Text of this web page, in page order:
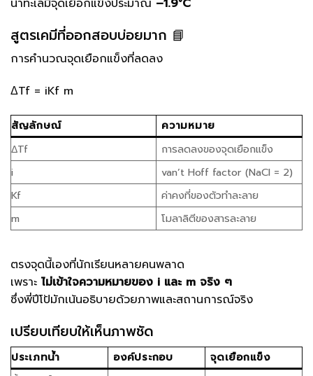
น้ำทะเลมีจุดเยือกแข็งประมาณ –1.9°C
สูตรเคมีที่ออกสอบบ่อยมาก 📘
การคำนวณจุดเยือกแข็งที่ลดลง
ΔTf = iKf m
สัญลักษณ์
ความหมาย
ΔTf
การลดลงของจุดเยือกแข็ง
i
van’t Hoff factor (NaCl = 2)
Kf
ค่าคงที่ของตัวทำละลาย
m
โมลาลิตีของสารละลาย
ตรงจุดนี้เองที่นักเรียนหลายคนพลาด
เพราะ ไม่เข้าใจความหมายของ i และ m จริง ๆ
ซึ่งพี่ปีโป้มักเน้นอธิบายด้วยภาพและสถานการณ์จริง
เปรียบเทียบให้เห็นภาพชัด
ประเภทน้ำ องค์ประกอบ
จุดเยือกแข็ง